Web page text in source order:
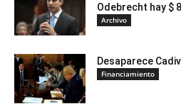
Odebrecht hay $
Archivo
Desaparece
Financiamiento